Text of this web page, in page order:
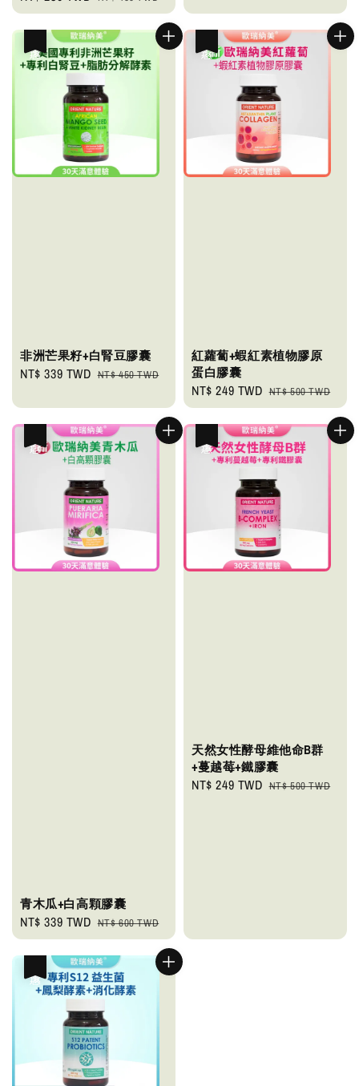
price
price
非洲芒果籽+白腎豆膠囊
Sale
NT$ 339 TWD Regular
NT$ 450 TWD
紅蘿蔔+蝦紅素植物膠原
蛋白膠囊
Sale
price
NT$ 249 TWD Regular
price
NT$ 500 TWD
青木瓜+白高顆膠囊
Sale
price
NT$ 339 TWD Regular
price
NT$ 600 TWD
天然女性酵母維他命B群
+蔓越莓+鐵膠囊
Sale
NT$ 249 TWD Regular
NT$ 500 TWD